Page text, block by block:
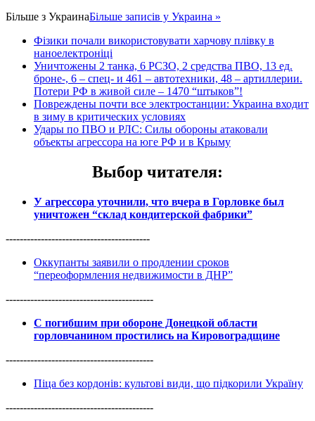
Більше з УкраинаБільше записів у Украина »
Фізики почали використовувати харчову плівку в
наноелектроніці
Уничтожены 2 танка, 6 РСЗО, 2 средства ПВО, 13 ед.
броне-, 6 – спец- и 461 – автотехники, 48 – артиллерии.
Потери РФ в живой силе – 1470 “штыков”!
Повреждены почти все электростанции: Украина входит
в зиму в критических условиях
Удары по ПВО и РЛС: Силы обороны атаковали
объекты агрессора на юге РФ и в Крыму
Выбор читателя:
У агрессора уточнили, что вчера в Горловке был
уничтожен “склад кондитерской фабрики”
-----------------------------------------
Оккупанты заявили о продлении сроков
“переоформления недвижимости в ДНР”
------------------------------------------
С погибшим при обороне Донецкой области
горловчанином простились на Кировоградщине
------------------------------------------
Піца без кордонів: культові види, що підкорили Україну
------------------------------------------